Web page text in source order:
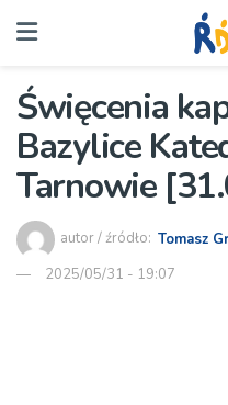
Święcenia
Bazylice
Tarnowie
autor / źródło: Tomasz
2025/05/31 - 19:07